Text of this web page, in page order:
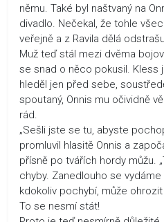
němu. Také byl naštvaný na
divadlo. Nečekal, že tohle
veřejně a z Ravila dělá
Muž teď stál mezi dvěma
se snad o něco pokusil. Kless
hleděl jen před sebe,
spoutaný, Onnis mu očividně
rád.
„Sešli jste se tu, abyste
promluvil hlasitě Onnis a
přísně po tvářích hordy můžu.
chyby. Zanedlouho se
kdokoliv pochybí, může
To se nesmí stát!